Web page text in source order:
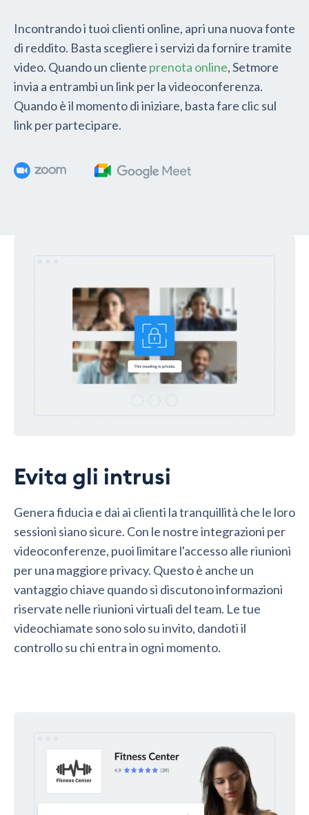
Incontrando i tuoi clienti online, apri una nuova fonte
di reddito. Basta scegliere i servizi da fornire tramite
video. Quando un cliente prenota online, Setmore
invia a entrambi un link per la videoconferenza.
Quando è il momento di iniziare, basta fare clic sul
link per partecipare.
Evita gli intrusi
Genera fiducia e dai ai clienti la tranquillità che le loro
sessioni siano sicure. Con le nostre integrazioni per
videoconferenze, puoi limitare l'accesso alle riunioni
per una maggiore privacy. Questo è anche un
vantaggio chiave quando si discutono informazioni
riservate nelle riunioni virtuali del team. Le tue
videochiamate sono solo su invito, dandoti il
controllo su chi entra in ogni momento.